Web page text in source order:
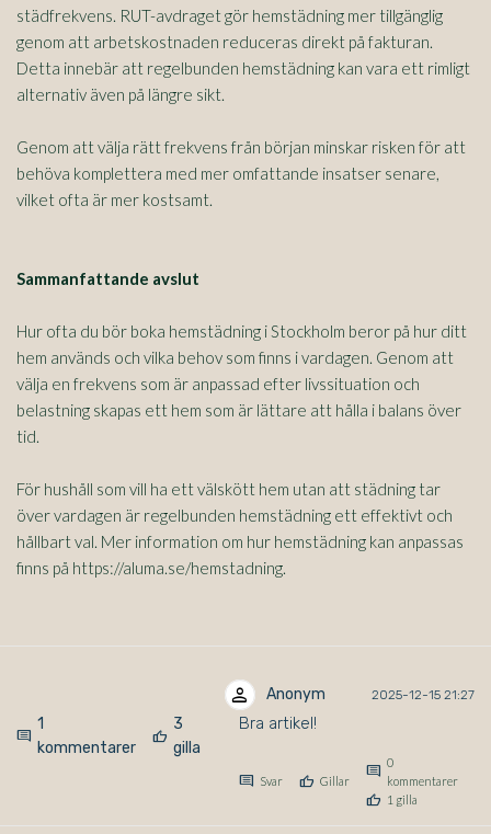
städfrekvens. RUT-avdraget gör hemstädning mer tillgänglig
genom att arbetskostnaden reduceras direkt på fakturan.
Detta innebär att regelbunden hemstädning kan vara ett rimligt
alternativ även på längre sikt.
Genom att välja rätt frekvens från början minskar risken för att
behöva komplettera med mer omfattande insatser senare,
vilket ofta är mer kostsamt.
Sammanfattande avslut
Hur ofta du bör boka hemstädning i Stockholm beror på hur ditt
hem används och vilka behov som finns i vardagen. Genom att
välja en frekvens som är anpassad efter livssituation och
belastning skapas ett hem som är lättare att hålla i balans över
tid.
För hushåll som vill ha ett välskött hem utan att städning tar
över vardagen är regelbunden hemstädning ett effektivt och
hållbart val. Mer information om hur hemstädning kan anpassas
finns på https://aluma.se/hemstadning.
comment
1
kommentarer
thumb_up
3
gilla
person Anonym 2025-12-15 21:27
Bra artikel!
comment Svar thumb_up Gillar
comment
0
kommentarer
thumb_up 1 gilla